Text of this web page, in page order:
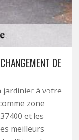
DE
jardinier à votre
zone
et les
meilleurs